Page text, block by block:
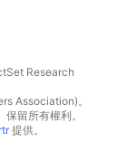
Research
Association)。
留所有權利。
提供。